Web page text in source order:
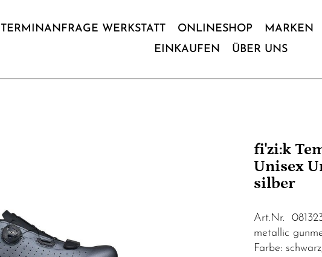
TERMINANFRAGE WERKSTATT ONLINESHOP MARKEN
EINKAUFEN
ÜBER UNS
fi'zi:k
Unisex
silber
Art.Nr.
metallic
Farbe: